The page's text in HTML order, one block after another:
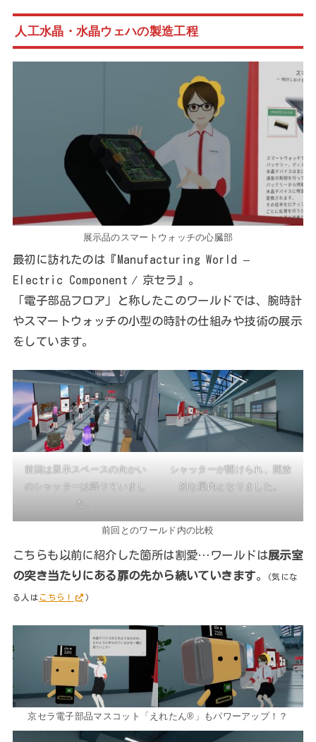
人工水晶・水晶ウェハの製造工程
展示品のスマートウォッチの心臓部
最初に訪れたのは『Manufacturing World –
Electric Component ⁄ 京セラ』。
「電子部品フロア」と称したこのワールドでは、腕時計
やスマートウォッチの小型の時計の仕組みや技術の展示
をしています。
前回は展示スペースの向かい
のシャッターは降りていまし
た。
シャッターが開けられ、開放
的な屋内となりました。
前回とのワールド内の比較
こちらも以前に紹介した箇所は割愛…ワールドは展示室
の突き当たりにある扉の先から続いていきます。 (気にな
る人は こちら！ )
京セラ電子部品マスコット「えれたん®」もパワーアップ！？